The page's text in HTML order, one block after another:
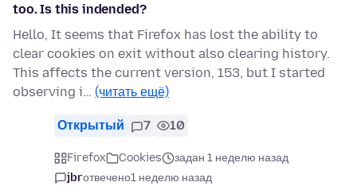
too. Is this indended?
Hello, It seems that Firefox has lost the ability to
clear cookies on exit without also clearing history.
This affects the current version, 153, but I started
observing i… (читать ещё)
Открытый 7 10
Firefox Cookies
задан 1 неделю назад
jbrотвечено1 неделю назад